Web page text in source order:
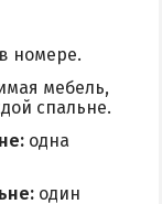
номере.
мебель,
спальне.
одна
один